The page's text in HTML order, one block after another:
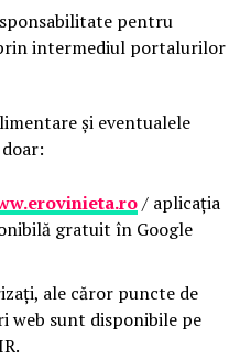
pentru
intermediul portalurilor
și eventualele
/ aplicația
gratuit în Google
ale căror puncte de
web sunt disponibile pe